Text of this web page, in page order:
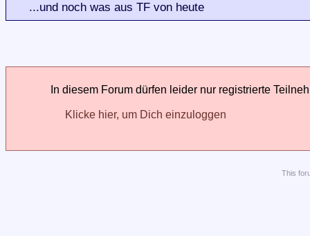
...und noch was aus TF von heute
In diesem Forum dürfen leider nur registrierte
Klicke hier, um Dich einzuloggen
This